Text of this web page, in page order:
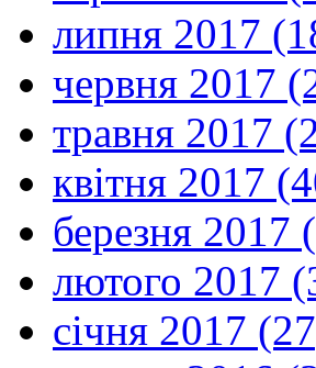
липня 2017
червня 2017
травня 2017
квітня 2017
березня 2017
лютого 2017
січня 2017